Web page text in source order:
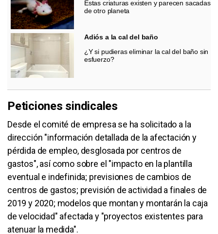
Estas criaturas existen y parecen sacadas
de otro planeta
Adiós a la cal del baño
¿Y si pudieras eliminar la cal del baño sin
esfuerzo?
Peticiones sindicales
Desde el comité de empresa se ha solicitado a la
dirección "información detallada de la afectación y
pérdida de empleo, desglosada por centros de
gastos", así como sobre el "impacto en la plantilla
eventual e indefinida; previsiones de cambios de
centros de gastos; previsión de actividad a finales de
2019 y 2020; modelos que montan y montarán la caja
de velocidad" afectada y "proyectos existentes para
atenuar la medida".